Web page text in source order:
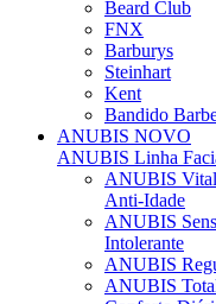
Beard Club
FNX
Barburys
Steinhart
Kent
Bandido
ANUBIS NOVO
ANUBIS Linha
ANUBIS Vital
Anti-Idade
ANUBIS
Intolerante
ANUBIS
ANUBIS